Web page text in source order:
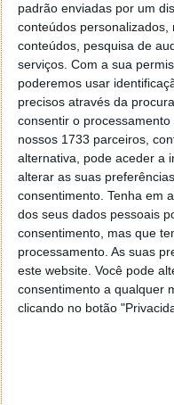
padrão enviadas por um
conteúdos
conteúdos, pesquisa de
serviços. Com a sua
poderemos usar
precisos através da
consentir o
nossos 1733 parceiros,
alternativa, pode aceder a
alterar as suas
consentimento. Tenha em
dos seus dados pessoais
consentimento, mas que
processamento. As suas
este website. Você pode
consentimento a qualquer
clicando no botão
O resultado pode
Válvulas
Pistões
Cabeça do motor
Necessidade de
motor.
Em situações mais
pode ultrapassar
economicamente
Em Portugal, a
distribuição pode
veículos mais